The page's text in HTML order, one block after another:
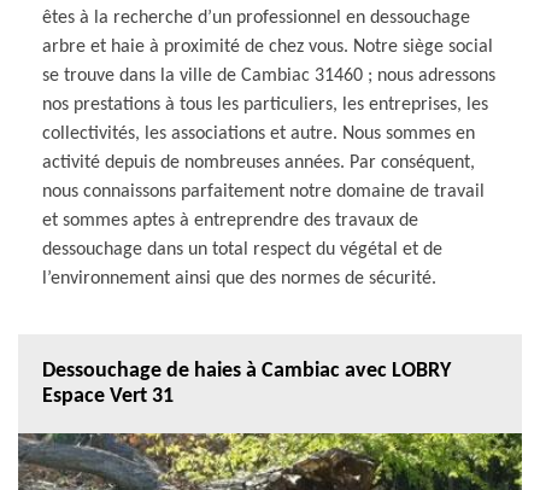
êtes à la recherche d’un professionnel en dessouchage
arbre et haie à proximité de chez vous. Notre siège social
se trouve dans la ville de Cambiac 31460 ; nous adressons
nos prestations à tous les particuliers, les entreprises, les
collectivités, les associations et autre. Nous sommes en
activité depuis de nombreuses années. Par conséquent,
nous connaissons parfaitement notre domaine de travail
et sommes aptes à entreprendre des travaux de
dessouchage dans un total respect du végétal et de
l’environnement ainsi que des normes de sécurité.
Dessouchage de haies à Cambiac avec LOBRY
Espace Vert 31